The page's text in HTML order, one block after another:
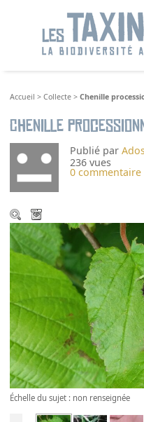
Accueil >Collecte >Chenille
Chenille
Publié par
236 vues
0 commentaire
Échelle du sujet : non renseignée